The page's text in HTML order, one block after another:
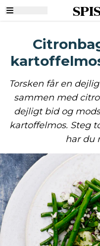
Torsken får en
sammen med
dejligt bid og
kartoffelmos. Steg
har du